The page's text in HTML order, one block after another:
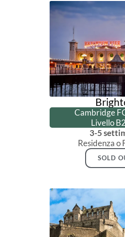
Cambridge
Livello
3-5
Residenza o
SOLD